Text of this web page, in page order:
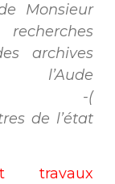
Monsieur
archives
l’Aude
1D1) -(
de l’état
travaux